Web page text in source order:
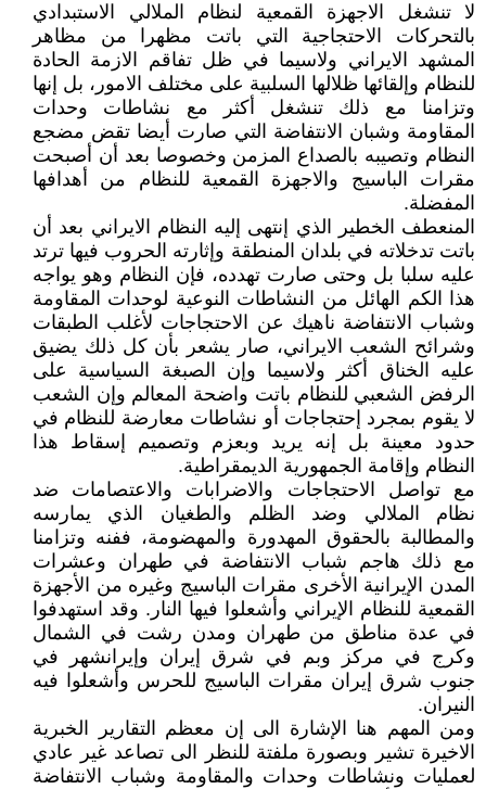
لا تنشغل الاجهزة القمعية لنظام الملالي الاستبدادي
بالتحرکات الاحتجاجية التي باتت مظهرا من مظاهر
المشهد الايراني ولاسيما في ظل تفاقم الازمة الحادة
للنظام وإلقائها ظلالها السلبية على مختلف الامور، بل إنها
وتزامنا مع ذلك تنشغل أکثر مع نشاطات وحدات
المقاومة وشبان الانتفاضة التي صارت أيضا تقض مضجع
النظام وتصيبه بالصداع المزمن وخصوصا بعد أن أصبحت
مقرات الباسيج والاجهزة القمعية للنظام من أهدافها
المفضلة.
المنعطف الخطير الذي إنتهى إليه النظام الايراني بعد أن
باتت تدخلاته في بلدان المنطقة وإثارته الحروب فيها ترتد
عليه سلبا بل وحتى صارت تهدده، فإن النظام وهو يواجه
هذا الکم الهائل من النشاطات النوعية لوحدات المقاومة
وشباب الانتفاضة ناهيك عن الاحتجاجات لأغلب الطبقات
وشرائح الشعب الايراني، صار يشعر بأن کل ذلك يضيق
عليه الخناق أکثر ولاسيما وإن الصبغة السياسية على
الرفض الشعبي للنظام باتت واضحة المعالم وإن الشعب
لا يقوم بمجرد إحتجاجات أو نشاطات معارضة للنظام في
حدود معينة بل إنه يريد وبعزم وتصميم إسقاط هذا
النظام وإقامة الجمهورية الديمقراطية.
مع تواصل الاحتجاجات والاضرابات والاعتصامات ضد
نظام الملالي وضد الظلم والطغيان الذي يمارسه
والمطالبة بالحقوق المهدورة والمهضومة، ففنه وتزامنا
مع ذلك هاجم شباب الانتفاضة في طهران وعشرات
المدن الإيرانية الأخرى مقرات الباسيج وغيره من الأجهزة
القمعية للنظام الإيراني وأشعلوا فيها النار. وقد استهدفوا
في عدة مناطق من طهران ومدن رشت في الشمال
وكرج في مركز وبم في شرق إيران وإيرانشهر في
جنوب شرق إيران مقرات الباسيج للحرس وأشعلوا فيه
النيران.
ومن المهم هنا الإشارة الى إن معظم التقارير الخبرية
الاخيرة تشير وبصورة ملفتة للنظر الى تصاعد غير عادي
لعمليات ونشاطات وحدات والمقاومة وشباب الانتفاضة